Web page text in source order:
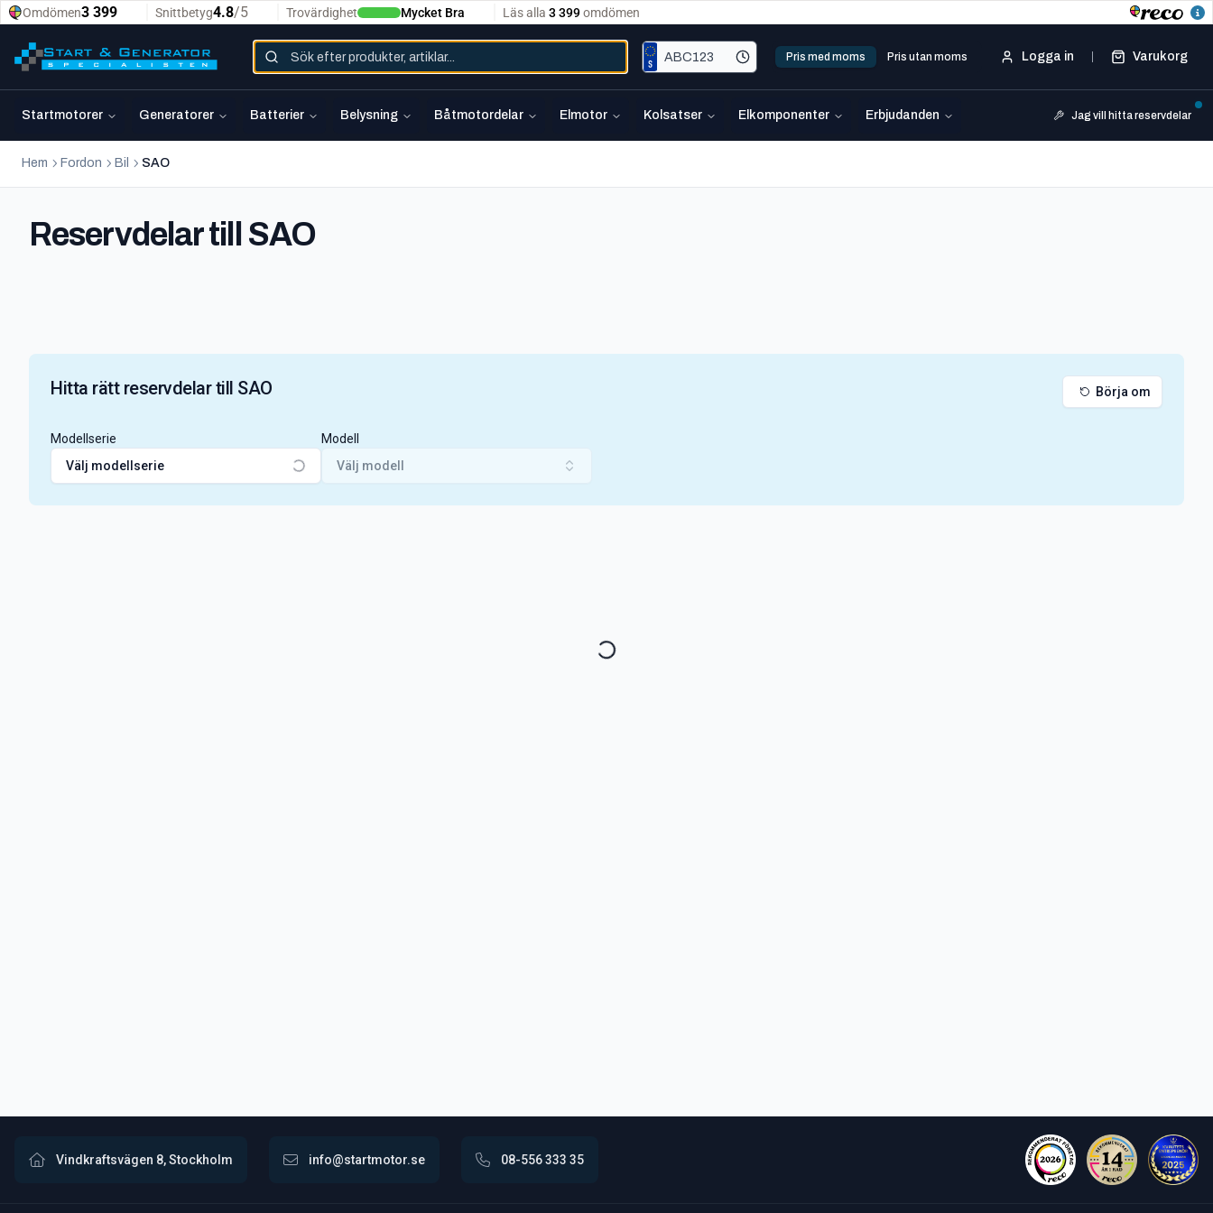
Pris med moms Pris utan moms Logga in Varukorg
Startmotorer Generatorer Batterier Belysning Båtmotordelar Elmotor Kolsatser Elkomponenter Erbjudanden Jag vill hitta reservdelar
Hem Fordon Bil SAO
Reservdelar till SAO
Hitta rätt reservdelar till SAO Börja om
Modellserie
Välj modellserie
Modell
Välj modell
Vindkraftsvägen 8, Stockholm info@startmotor.se 08-556 333 35